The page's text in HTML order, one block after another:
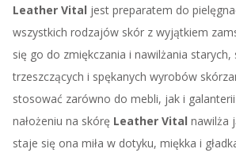
Leather Vital jest preparatem do
wszystkich rodzajów skór z wyjątkiem
się go do zmiękczania i nawilżania starych,
trzeszczących i spękanych wyrobów
stosować zarówno do mebli, jak i
nałożeniu na skórę Leather Vital nawilża
staje się ona miła w dotyku, miękka i